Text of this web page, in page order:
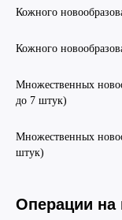
Кожного
Кожного
Множественных
до 7 штук)
Множественных
штук)
Операции